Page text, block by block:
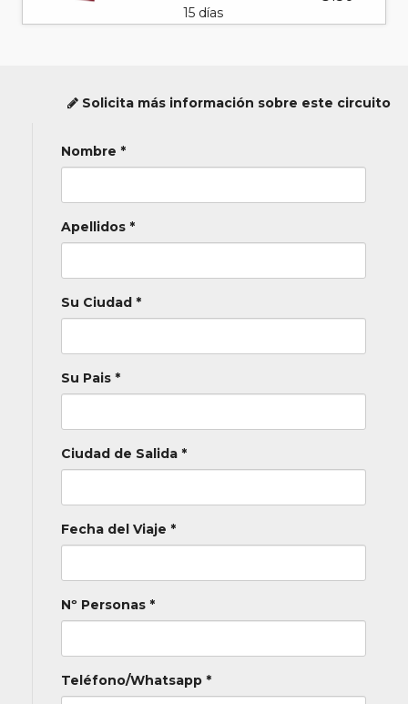
15 días
Solicita más información sobre este circuito
Nombre *
Apellidos *
Su Ciudad *
Su Pais *
Ciudad de Salida *
Fecha del Viaje *
Nº Personas *
Teléfono/Whatsapp *